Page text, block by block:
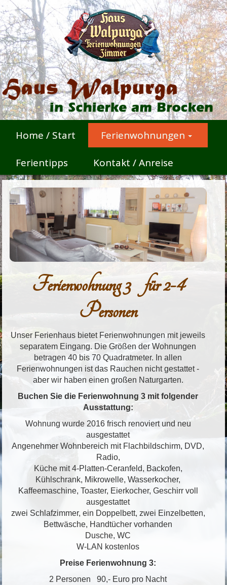
Home / Start Ferienwohnungen
Ferientipps Kontakt / Anreise
Ferienwohnung 3 für 2-4
Personen
Unser Ferienhaus bietet Ferienwohnungen mit jeweils
separatem Eingang. Die Größen der Wohnungen
betragen 40 bis 70 Quadratmeter. In allen
Ferienwohnungen ist das Rauchen nicht gestattet -
aber wir haben einen großen Naturgarten.
Buchen Sie die Ferienwohnung 3 mit folgender
Ausstattung:
Wohnung wurde 2016 frisch renoviert und neu
ausgestattet
Angenehmer Wohnbereich mit Flachbildschirm, DVD,
Radio,
Küche mit 4-Platten-Ceranfeld, Backofen,
Kühlschrank, Mikrowelle, Wasserkocher,
Kaffeemaschine, Toaster, Eierkocher, Geschirr voll
ausgestattet
zwei Schlafzimmer, ein Doppelbett, zwei Einzelbetten,
Bettwäsche, Handtücher vorhanden
Dusche, WC
W-LAN kostenlos
Preise Ferienwohnung 3:
2 Personen 90,- Euro pro Nacht